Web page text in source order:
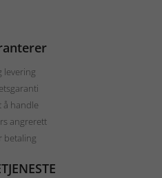
levering
å handle
angrerett
betaling